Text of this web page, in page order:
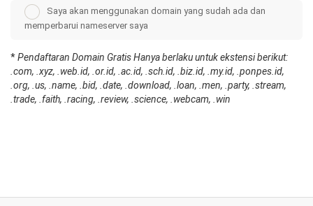
Saya akan menggunakan domain yang sudah ada dan
memperbarui nameserver saya
*Pendaftaran Domain Gratis Hanya berlaku untuk ekstensi berikut:
.com, .xyz, .web.id, .or.id, .ac.id, .sch.id, .biz.id, .my.id, .ponpes.id,
.org, .us, .name, .bid, .date, .download, .loan, .men, .party, .stream,
.trade, .faith, .racing, .review, .science, .webcam, .win